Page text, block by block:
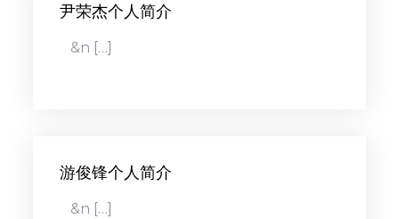
尹荣杰个人简介
&n […]
游俊锋个人简介
&n […]